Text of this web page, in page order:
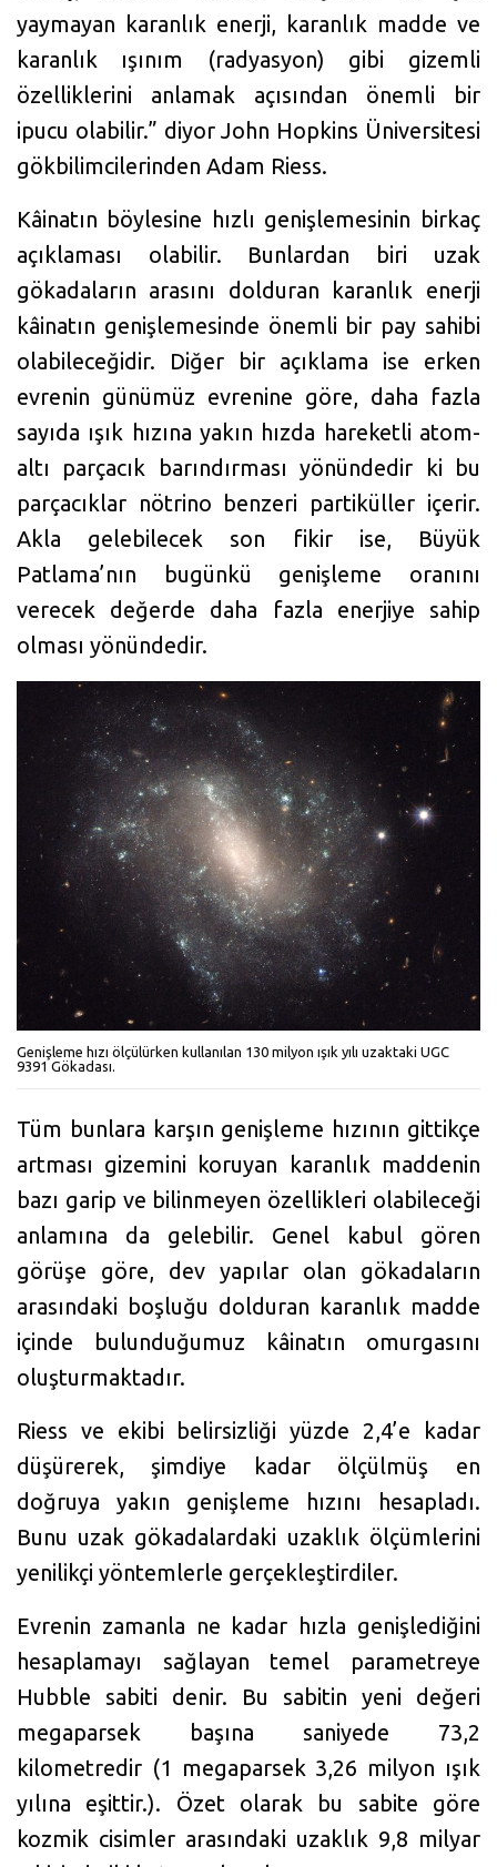
yaymayan karanlık enerji, karanlık madde ve
karanlık ışınım (radyasyon) gibi gizemli
özelliklerini anlamak açısından önemli bir
ipucu olabilir.” diyor John Hopkins Üniversitesi
gökbilimcilerinden Adam Riess.
Kâinatın böylesine hızlı genişlemesinin birkaç
açıklaması olabilir. Bunlardan biri uzak
gökadaların arasını dolduran karanlık enerji
kâinatın genişlemesinde önemli bir pay sahibi
olabileceğidir. Diğer bir açıklama ise erken
evrenin günümüz evrenine göre, daha fazla
sayıda ışık hızına yakın hızda hareketli atom-
altı parçacık barındırması yönündedir ki bu
parçacıklar nötrino benzeri partiküller içerir.
Akla gelebilecek son fikir ise, Büyük
Patlama’nın bugünkü genişleme oranını
verecek değerde daha fazla enerjiye sahip
olması yönündedir.
Genişleme hızı ölçülürken kullanılan 130 milyon ışık yılı uzaktaki UGC
9391 Gökadası.
Tüm bunlara karşın genişleme hızının gittikçe
artması gizemini koruyan karanlık maddenin
bazı garip ve bilinmeyen özellikleri olabileceği
anlamına da gelebilir. Genel kabul gören
görüşe göre, dev yapılar olan gökadaların
arasındaki boşluğu dolduran karanlık madde
içinde bulunduğumuz kâinatın omurgasını
oluşturmaktadır.
Riess ve ekibi belirsizliği yüzde 2,4’e kadar
düşürerek, şimdiye kadar ölçülmüş en
doğruya yakın genişleme hızını hesapladı.
Bunu uzak gökadalardaki uzaklık ölçümlerini
yenilikçi yöntemlerle gerçekleştirdiler.
Evrenin zamanla ne kadar hızla genişlediğini
hesaplamayı sağlayan temel parametreye
Hubble sabiti denir. Bu sabitin yeni değeri
megaparsek başına saniyede 73,2
kilometredir (1 megaparsek 3,26 milyon ışık
yılına eşittir.). Özet olarak bu sabite göre
kozmik cisimler arasındaki uzaklık 9,8 milyar